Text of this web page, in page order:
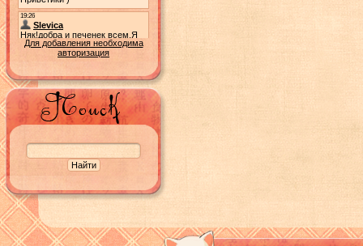
Для добавления необходима
авторизация